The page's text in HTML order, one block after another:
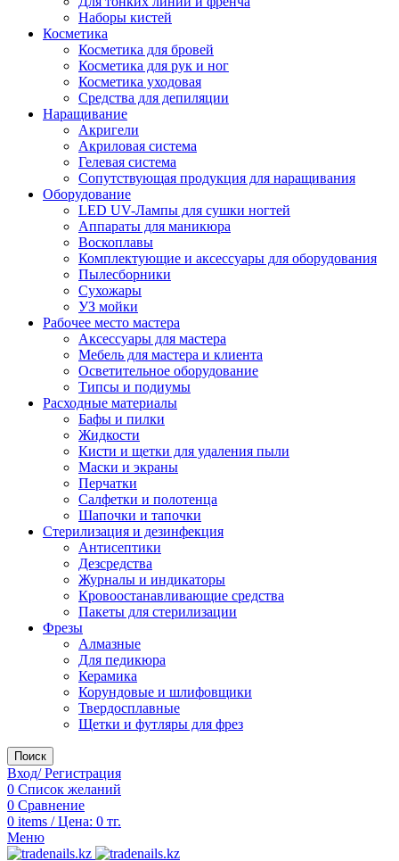
Наборы кистей
Косметика
Косметика для бровей
Косметика для рук и ног
Косметика уходовая
Средства для депиляции
Наращивание
Акригели
Акриловая система
Гелевая система
Сопутствующая продукция для наращивания
Оборудование
LED UV-Лампы для сушки ногтей
Аппараты для маникюра
Воскоплавы
Комплектующие и аксессуары для оборудования
Пылесборники
Сухожары
УЗ мойки
Рабочее место мастера
Аксессуары для мастера
Мебель для мастера и клиента
Осветительное оборудование
Типсы и подиумы
Расходные материалы
Бафы и пилки
Жидкости
Кисти и щетки для удаления пыли
Маски и экраны
Перчатки
Салфетки и полотенца
Шапочки и тапочки
Стерилизация и дезинфекция
Антисептики
Дезсредства
Журналы и индикаторы
Кровоостанавливающие средства
Пакеты для стерилизации
Фрезы
Алмазные
Для педикюра
Керамика
Корундовые и шлифовщики
Твердосплавные
Щетки и футляры для фрез
Поиск
Вход/ Регистрация
0 Список желаний
0 Сравнение
0 items / Цена: 0 тг.
Меню